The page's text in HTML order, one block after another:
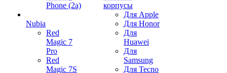
Phone (2a)
Nubia
Red
Magic 7
Pro
Red
Magic 7S
корпусы
Для Apple
Для Honor
Для
Huawei
Для
Samsung
Для Tecno